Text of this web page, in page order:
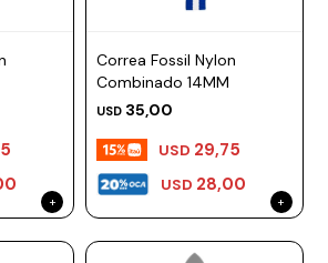
Correa Fossil Nylon
Combinado 14MM
USD 35,00
USD 28,00
USD 29,75